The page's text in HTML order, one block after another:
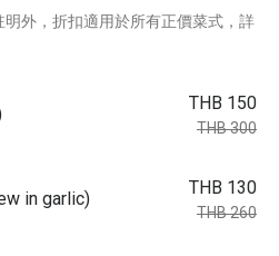
外，折扣適用於所有正價菜式，詳
THB 150
THB 300
in garlic)
THB 130
THB 260